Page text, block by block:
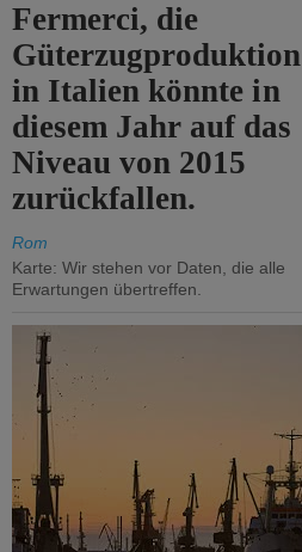
Fermerci, die
Güterzugproduktion
in Italien könnte in
diesem Jahr auf das
Niveau von 2015
zurückfallen.
Rom
Karte: Wir stehen vor Daten, die alle
Erwartungen übertreffen.